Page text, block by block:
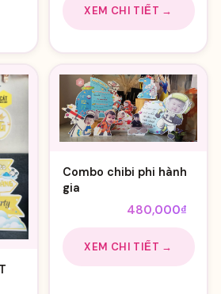
là:
255,000₫.
tại
là:
XEM CHI TIẾT →
Combo chibi phi hành
gia
Giá
gốc
là:
550,000₫.
480,000₫
hiện
tại
là:
XEM CHI TIẾT →